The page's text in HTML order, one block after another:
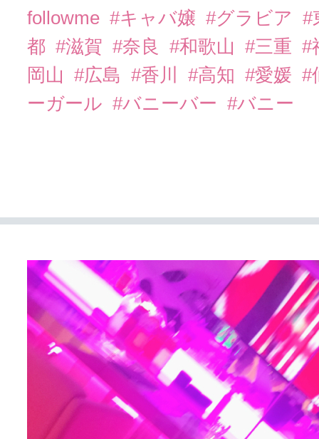
followme #キャバ嬢 #グラビア
#
都 #滋賀 #奈良 #和歌山 #三重 #
岡山
#広島 #香川 #高知 #愛媛 #
ーガール #バニーバー #バニー